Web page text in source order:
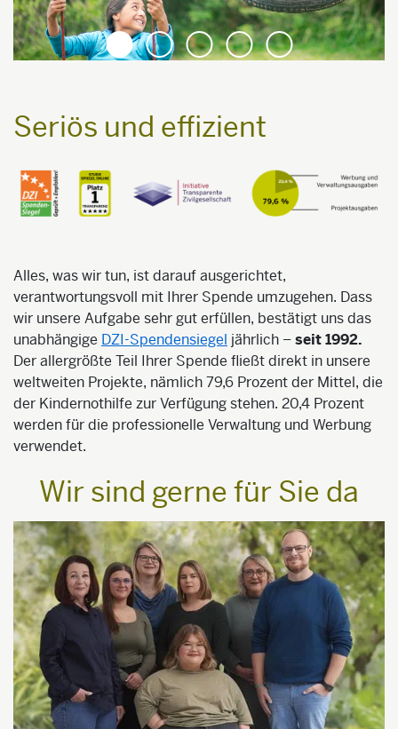
2 3 4 5
Seriös und effizient
Alles, was wir tun, ist darauf ausgerichtet,
verantwortungsvoll mit Ihrer Spende umzugehen. Dass
wir unsere Aufgabe sehr gut erfüllen, bestätigt uns das
unabhängige DZI-Spendensiegel jährlich –seit 1992.
Der allergrößte Teil Ihrer Spende fließt direkt in unsere
weltweiten Projekte, nämlich 79,6 Prozent der Mittel, die
der Kindernothilfe zur Verfügung stehen. 20,4 Prozent
werden für die professionelle Verwaltung und Werbung
verwendet.
Wir sind gerne für Sie da